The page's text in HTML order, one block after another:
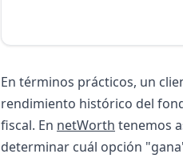
En términos prácticos, un
rendimiento histórico del
fiscal. En netWorth tenemos
determinar cuál opción